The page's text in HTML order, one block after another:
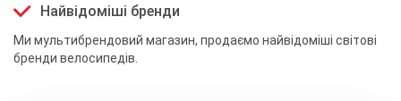
Найвідоміші бренди
Ми мультибрендовий магазин, продаємо найвідоміші світові
бренди велосипедів.